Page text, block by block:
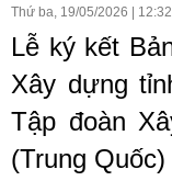
Thứ ba, 19/05/2026 12:32
Lễ ký kết
Xây dựng
Tập đoàn
(Trung Quốc)